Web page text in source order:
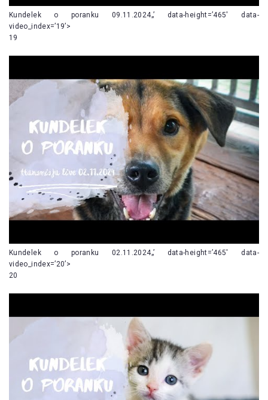
Kundelek o poranku 09.11.2024„’ data-height=’465′ data-
video_index=’19’>
19
Kundelek o poranku 02.11.2024„’ data-height=’465′ data-
video_index=’20’>
20